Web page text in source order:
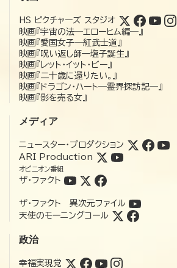
HS ピクチャーズ スタジオ
映画『宇宙の法―エローヒム編―』
映画『愛国女子―紅武士道』
映画『呪い返し師—塩子誕生』
映画『レット・イット・ビー』
映画『二十歳に還りたい。』
映画『ドラゴン・ハート―霊界探訪記―』
映画『影を売る女』
メディア
ニュースター・プロダクション
ARI Production
オピニオン番組
ザ・ファクト
ザ・ファクト 異次元ファイル
天使のモーニングコール
政治
幸福実現党